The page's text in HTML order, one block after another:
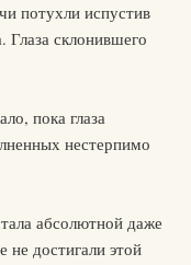
потухли испустив
склонившего
пока глаза
нестерпимо
абсолютной даже
достигали этой